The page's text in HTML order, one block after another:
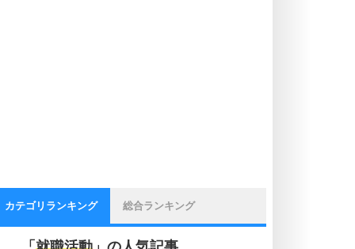
カテゴリランキング 総合ランキング